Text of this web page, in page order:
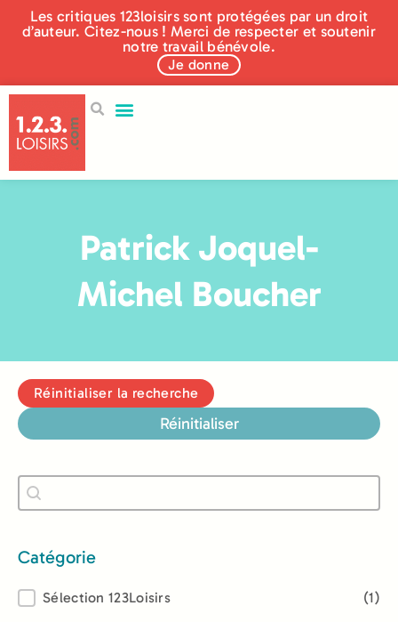
Les critiques 123loisirs sont protégées par un droit
d’auteur. Citez-nous ! Merci de respecter et soutenir
notre travail bénévole.
Je donne
Patrick Joquel-
Michel Boucher
Réinitialiser la recherche
Réinitialiser
Recherche
Rechercher
Catégorie
Catégorie
Sélection 123Loisirs (1)